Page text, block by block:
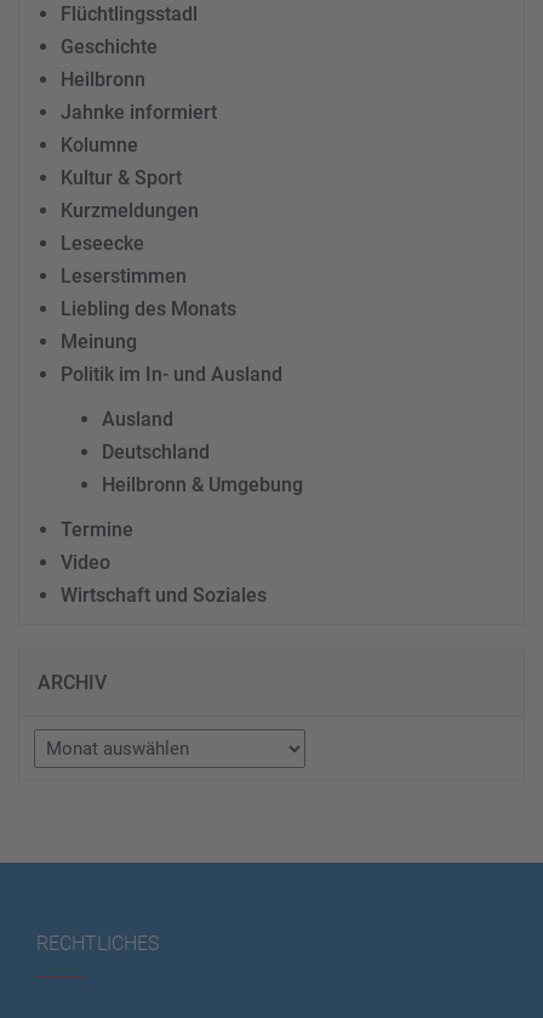
Flüchtlingsstadl
Geschichte
Heilbronn
Jahnke informiert
Kolumne
Kultur & Sport
Kurzmeldungen
Leseecke
Leserstimmen
Liebling des Monats
Meinung
Politik im In- und Ausland
Ausland
Deutschland
Heilbronn & Umgebung
Termine
Video
Wirtschaft und Soziales
ARCHIV
Archiv
RECHTLICHES